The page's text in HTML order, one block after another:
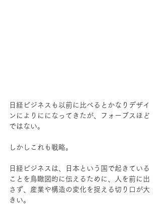
日経ビジネスも以前に比べるとかなりデザイ
ンによりにになってきたが、フォーブスほど
ではない。
しかしこれも戦略。
日経ビジネスは、日本という国で起きている
ことを鳥瞰図的に伝えるために、人を前に出
さず、産業や構造の変化を捉える切り口が大
きい。